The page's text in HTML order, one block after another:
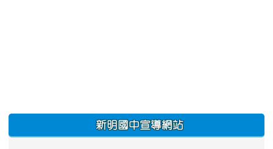
:::
新明國中宣導網站